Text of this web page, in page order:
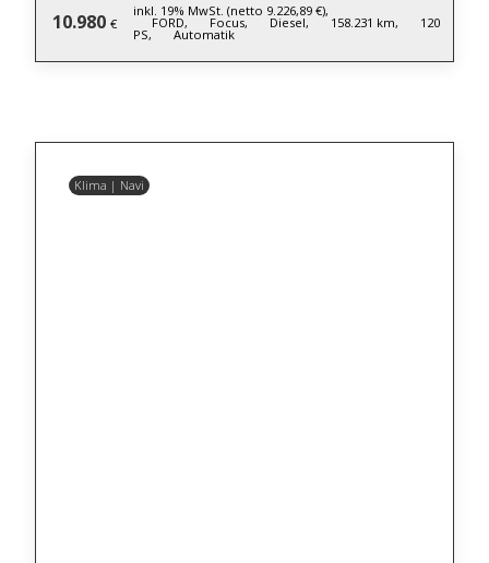
10.980 €
inkl. 19% MwSt. (netto 9.226,89 €),
FORD, Focus, Diesel, 158.231 km, 120
PS, Automatik
Klima | Navi